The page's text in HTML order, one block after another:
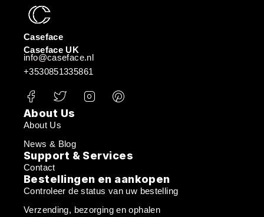
Caseface
Caseface UK
info@caseface.nl
+3530851335861
About Us
About Us
News & Blog
Support & Services
Contact
Bestellingen en aankopen
Controleer de status van uw bestelling
Verzending, bezorging en ophalen